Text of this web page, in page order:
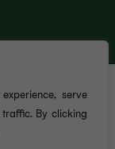
serve
By clicking